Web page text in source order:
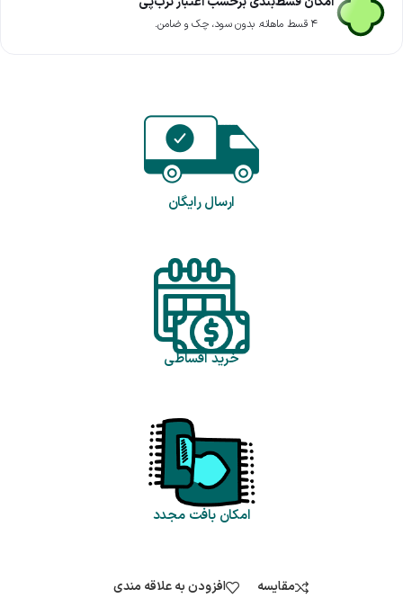
۴ قسط ماهانه. بدون سود، چک و ضامن.
ارسال رایگان
خرید اقساطی
امکان بافت مجدد
مقایسه افزودن به علاقه مندی